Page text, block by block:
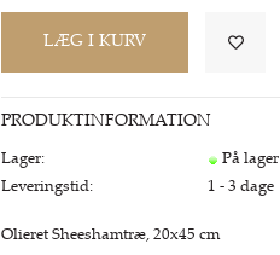
PRODUKTINFORMATION
Lager:
På lager
Leveringstid:
1 - 3 dage
Olieret Sheeshamtræ, 20x45 cm